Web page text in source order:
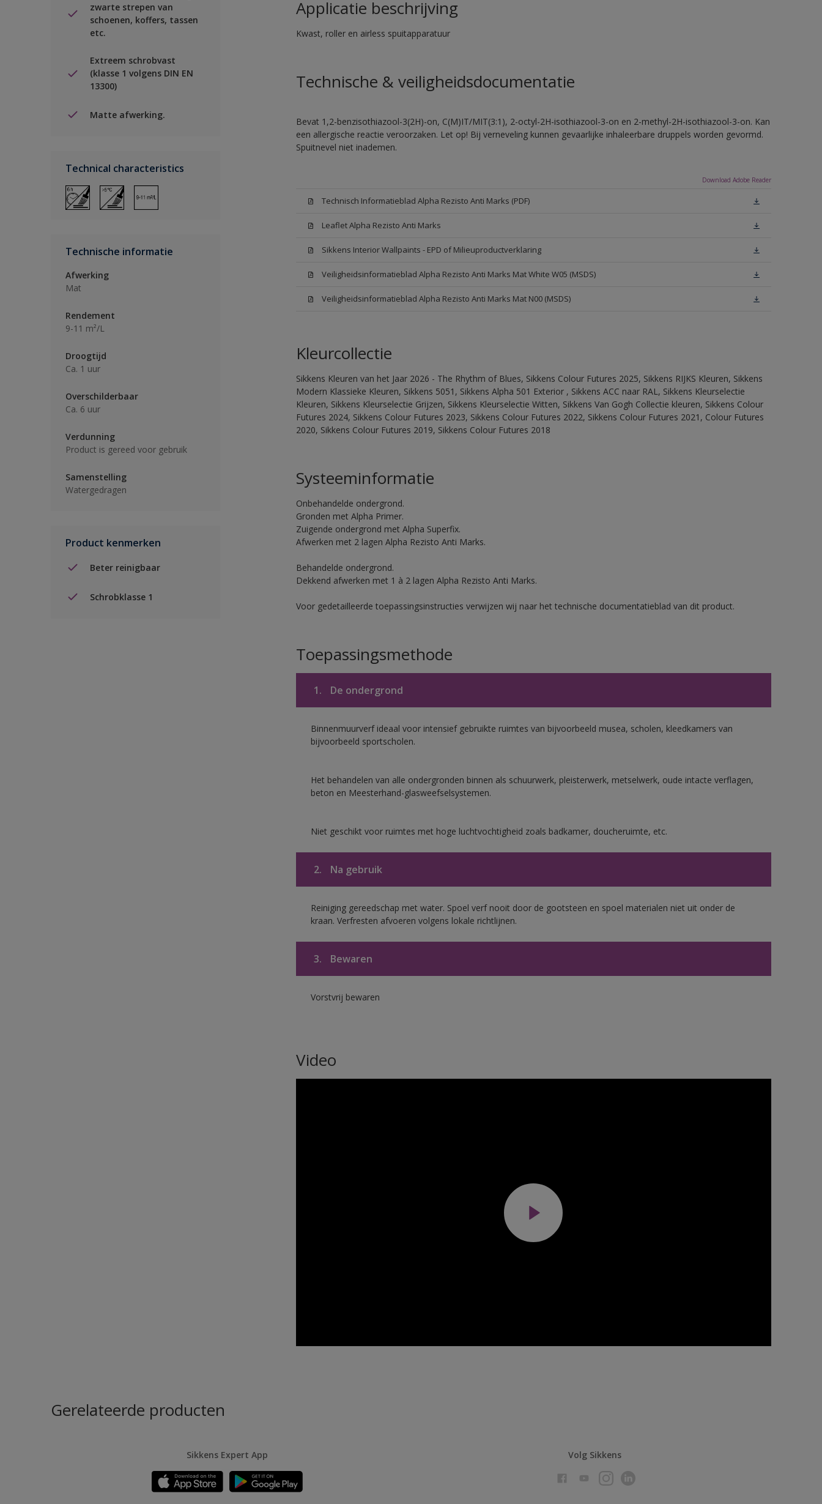
zwarte strepen van
schoenen, koffers, tassen
etc.
Extreem schrobvast
(klasse 1 volgens DIN EN
13300)
Matte afwerking.
Technical characteristics
Technische informatie
Afwerking
Mat
Rendement
9-11 m²/L
Droogtijd
Ca. 1 uur
Overschilderbaar
Ca. 6 uur
Verdunning
Product is gereed voor gebruik
Samenstelling
Watergedragen
Product kenmerken
Beter reinigbaar
Schrobklasse 1
Applicatie beschrijving
Kwast, roller en airless spuitapparatuur
Technische & veiligheidsdocumentatie
Bevat 1,2-benzisothiazool-3(2H)-on, C(M)IT/MIT(3:1), 2-octyl-2H-isothiazool-3-on en 2-methyl-2H-isothiazool-3-on. Kan
een allergische reactie veroorzaken. Let op! Bij verneveling kunnen gevaarlijke inhaleerbare druppels worden gevormd.
Spuitnevel niet inademen.
Download Adobe Reader
Technisch Informatieblad Alpha Rezisto Anti Marks (PDF)
Leaflet Alpha Rezisto Anti Marks
Sikkens Interior Wallpaints - EPD of Milieuproductverklaring
Veiligheidsinformatieblad Alpha Rezisto Anti Marks Mat White W05 (MSDS)
Veiligheidsinformatieblad Alpha Rezisto Anti Marks Mat N00 (MSDS)
Kleurcollectie
Sikkens Kleuren van het Jaar 2026 - The Rhythm of Blues, Sikkens Colour Futures 2025, Sikkens RIJKS Kleuren, Sikkens
Modern Klassieke Kleuren, Sikkens 5051, Sikkens Alpha 501 Exterior , Sikkens ACC naar RAL, Sikkens Kleurselectie
Kleuren, Sikkens Kleurselectie Grijzen, Sikkens Kleurselectie Witten, Sikkens Van Gogh Collectie kleuren, Sikkens Colour
Futures 2024, Sikkens Colour Futures 2023, Sikkens Colour Futures 2022, Sikkens Colour Futures 2021, Colour Futures
2020, Sikkens Colour Futures 2019, Sikkens Colour Futures 2018
Systeeminformatie
Onbehandelde ondergrond.
Gronden met Alpha Primer.
Zuigende ondergrond met Alpha Superfix.
Afwerken met 2 lagen Alpha Rezisto Anti Marks.
Behandelde ondergrond.
Dekkend afwerken met 1 à 2 lagen Alpha Rezisto Anti Marks.
Voor gedetailleerde toepassingsinstructies verwijzen wij naar het technische documentatieblad van dit product.
Toepassingsmethode
1. De ondergrond
Binnenmuurverf ideaal voor intensief gebruikte ruimtes van bijvoorbeeld musea, scholen, kleedkamers van
bijvoorbeeld sportscholen.
Het behandelen van alle ondergronden binnen als schuurwerk, pleisterwerk, metselwerk, oude intacte verflagen,
beton en Meesterhand-glasweefselsystemen.
Niet geschikt voor ruimtes met hoge luchtvochtigheid zoals badkamer, doucheruimte, etc.
2. Na gebruik
Reiniging gereedschap met water. Spoel verf nooit door de gootsteen en spoel materialen niet uit onder de
kraan. Verfresten afvoeren volgens lokale richtlijnen.
3. Bewaren
Vorstvrij bewaren
Video
Gerelateerde producten
Sikkens Expert App Volg Sikkens